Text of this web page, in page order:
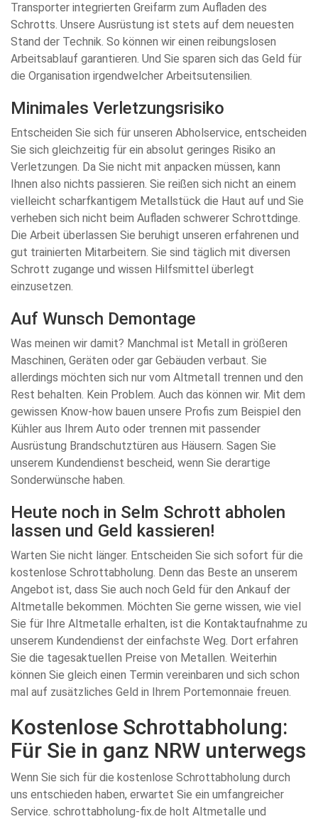
Transporter integrierten Greifarm zum Aufladen des
Schrotts. Unsere Ausrüstung ist stets auf dem neuesten
Stand der Technik. So können wir einen reibungslosen
Arbeitsablauf garantieren. Und Sie sparen sich das Geld für
die Organisation irgendwelcher Arbeitsutensilien.
Minimales Verletzungsrisiko
Entscheiden Sie sich für unseren Abholservice, entscheiden
Sie sich gleichzeitig für ein absolut geringes Risiko an
Verletzungen. Da Sie nicht mit anpacken müssen, kann
Ihnen also nichts passieren. Sie reißen sich nicht an einem
vielleicht scharfkantigem Metallstück die Haut auf und Sie
verheben sich nicht beim Aufladen schwerer Schrottdinge.
Die Arbeit überlassen Sie beruhigt unseren erfahrenen und
gut trainierten Mitarbeitern. Sie sind täglich mit diversen
Schrott zugange und wissen Hilfsmittel überlegt
einzusetzen.
Auf Wunsch Demontage
Was meinen wir damit? Manchmal ist Metall in größeren
Maschinen, Geräten oder gar Gebäuden verbaut. Sie
allerdings möchten sich nur vom Altmetall trennen und den
Rest behalten. Kein Problem. Auch das können wir. Mit dem
gewissen Know-how bauen unsere Profis zum Beispiel den
Kühler aus Ihrem Auto oder trennen mit passender
Ausrüstung Brandschutztüren aus Häusern. Sagen Sie
unserem Kundendienst bescheid, wenn Sie derartige
Sonderwünsche haben.
Heute noch in Selm Schrott abholen
lassen und Geld kassieren!
Warten Sie nicht länger. Entscheiden Sie sich sofort für die
kostenlose Schrottabholung. Denn das Beste an unserem
Angebot ist, dass Sie auch noch Geld für den Ankauf der
Altmetalle bekommen. Möchten Sie gerne wissen, wie viel
Sie für Ihre Altmetalle erhalten, ist die Kontaktaufnahme zu
unserem Kundendienst der einfachste Weg. Dort erfahren
Sie die tagesaktuellen Preise von Metallen. Weiterhin
können Sie gleich einen Termin vereinbaren und sich schon
mal auf zusätzliches Geld in Ihrem Portemonnaie freuen.
Kostenlose Schrottabholung:
Für Sie in ganz NRW unterwegs
Wenn Sie sich für die kostenlose Schrottabholung durch
uns entschieden haben, erwartet Sie ein umfangreicher
Service. schrottabholung-fix.de holt Altmetalle und